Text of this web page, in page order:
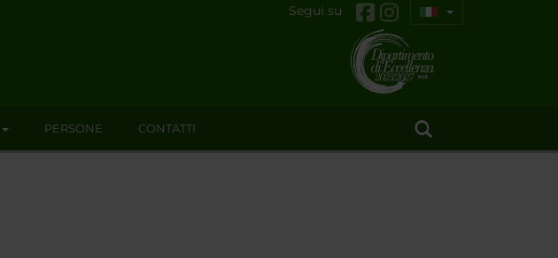
Segui su
PERSONE CONTATTI